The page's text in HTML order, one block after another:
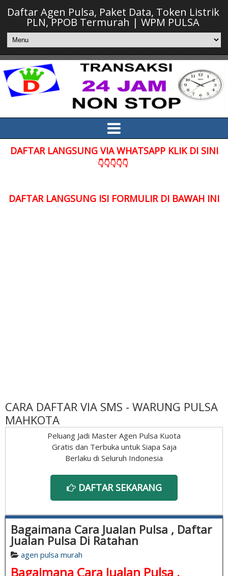
Daftar Agen Pulsa, Paket Data, Token Listrik
PLN, PPOB Termurah | WPM PULSA
DAFTAR LANGSUNG VIA WHATSAPP KLIK DI SINI
👇👇👇👇👇
DAFTAR LANGSUNG ISI FORMULIR DI BAWAH INI
CARA DAFTAR VIA SMS - WARUNG PULSA
MAHKOTA
Peluang Jadi Master Agen Pulsa Kuota
Gratis dan Terbuka untuk Siapa Saja
Berlaku di Seluruh Indonesia
DAFTAR SEKARANG
Bagaimana Cara Jualan Pulsa , Daftar
Jualan Pulsa Di Ratahan
agen pulsa murah
Bagaimana Cara Jualan Pulsa ,